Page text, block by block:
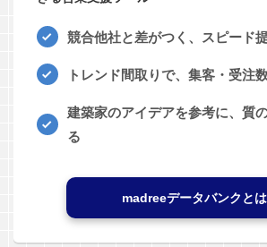
競合他社と差がつく、スピード
トレンド間取りで、集客・受注
建築家のアイデアを参考に、質
る
madreeデータバンクとは